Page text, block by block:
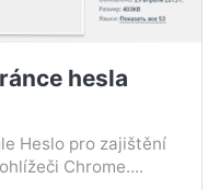
hesla
Heslo pro zajištění
Chrome....